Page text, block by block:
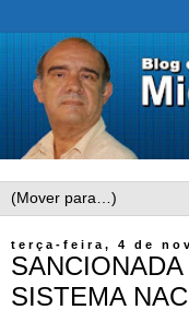
terça-feira, 4 de
SISTEMA